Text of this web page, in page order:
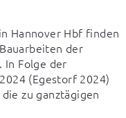
Hannover Hbf finden
der
In Folge der
(Egestorf 2024)
zu ganztägigen